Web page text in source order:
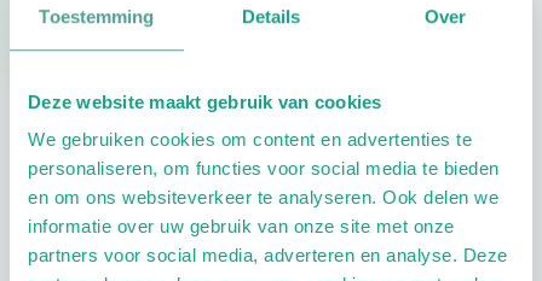
Toestemming Details Over
Deze website maakt gebruik van cookies
We gebruiken cookies om content en advertenties te
personaliseren, om functies voor social media te bieden
en om ons websiteverkeer te analyseren. Ook delen we
informatie over uw gebruik van onze site met onze
partners voor social media, adverteren en analyse. Deze
pedicure.